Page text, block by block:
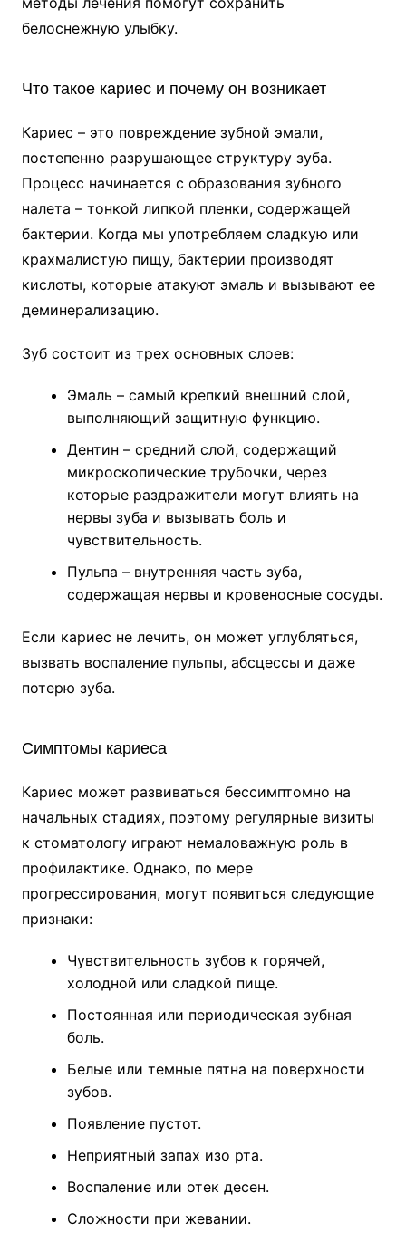
белоснежную улыбку.
Что такое кариес и почему он возникает
Кариес – это повреждение зубной эмали,
постепенно разрушающее структуру зуба.
Процесс начинается с образования зубного
налета – тонкой липкой пленки, содержащей
бактерии. Когда мы употребляем сладкую или
крахмалистую пищу, бактерии производят
кислоты, которые атакуют эмаль и вызывают ее
деминерализацию.
Зуб состоит из трех основных слоев:
Эмаль – самый крепкий внешний слой,
выполняющий защитную функцию.
Дентин – средний слой, содержащий
микроскопические трубочки, через
которые раздражители могут влиять на
нервы зуба и вызывать боль и
чувствительность.
Пульпа – внутренняя часть зуба,
содержащая нервы и кровеносные сосуды.
Если кариес не лечить, он может углубляться,
вызвать воспаление пульпы, абсцессы и даже
потерю зуба.
Симптомы кариеса
Кариес может развиваться бессимптомно на
начальных стадиях, поэтому регулярные визиты
к стоматологу играют немаловажную роль в
профилактике. Однако, по мере
прогрессирования, могут появиться следующие
признаки:
Чувствительность зубов к горячей,
холодной или сладкой пище.
Постоянная или периодическая зубная
боль.
Белые или темные пятна на поверхности
зубов.
Появление пустот.
Неприятный запах изо рта.
Воспаление или отек десен.
Сложности при жевании.